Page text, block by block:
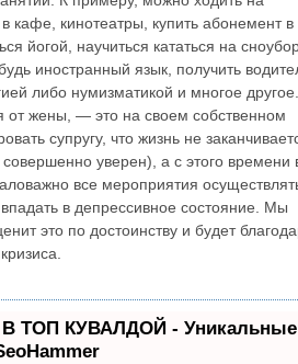
кафе, кинотеатры, купить абонемент в
йогой, научиться кататься на
иностранный язык, получить
либо нумизматикой и многое другое.
от жены, — это на своем собственном
супругу, что жизнь не
уверен), а с этого времени
все мероприятия
в депрессивное состояние. Мы
это по достоинству и будет
ТОП КУВАЛДОЙ - Уникальные